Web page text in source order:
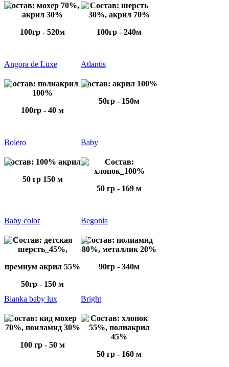
Состав: мохер 70%,
акрил 30%
100гр - 520м
Angora de Luxe
Состав: шерсть
30%, акрил 70%
100гр - 240м
Atlantis
Состав: полиакрил
100%
100гр - 40 м
Bolero
Состав: акрил 100%
50гр - 150м
Baby
Состав: 100% акрил
50 гр 150 м
Baby color
Состав:
хлопок_100%
50 гр - 169 м
Begonia
Состав: детская
шерсть_45%,
премиум акрил 55%
50гр - 150 м
Bianka baby lux
Состав: полиамид
80%, металлик 20%
90гр - 340м
Bright
Состав: кид мохер
70%, поиламид 30%
100 гр - 50 м
Состав: хлопок
55%, полиакрил
45%
50 гр - 160 м